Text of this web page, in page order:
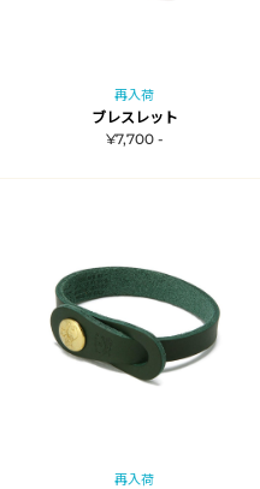
再入荷
ブレスレット
¥7,700 -
再入荷